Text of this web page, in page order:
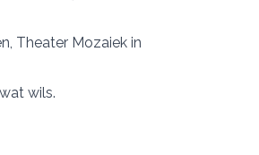
Theater Mozaiek in
wils.